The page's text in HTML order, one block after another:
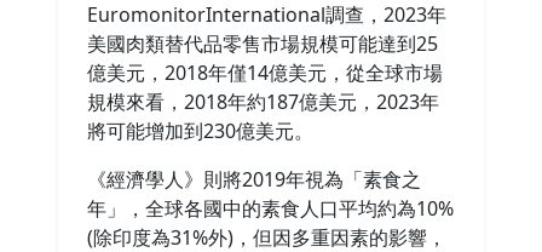
EuromonitorInternational調查，2023年
美國肉類替代品零售市場規模可能達到25
億美元，2018年僅14億美元，從全球市場
規模來看，2018年約187億美元，2023年
將可能增加到230億美元。
《經濟學人》則將2019年視為「素食之
年」，全球各國中的素食人口平均約為10%
(除印度為31%外)，但因多重因素的影響，